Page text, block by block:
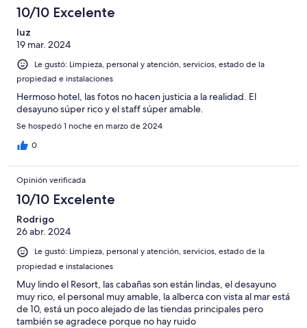
10/10 Excelente
luz
19 mar. 2024
Le gustó: Limpieza, personal y atención, servicios, estado de la
propiedad e instalaciones
Hermoso hotel, las fotos no hacen justicia a la realidad. El
desayuno súper rico y el staff súper amable.
Se hospedó 1 noche en marzo de 2024
0
Opinión verificada
10/10 Excelente
Rodrigo
26 abr. 2024
Le gustó: Limpieza, personal y atención, servicios, estado de la
propiedad e instalaciones
Muy lindo el Resort, las cabañas son están lindas, el desayuno
muy rico, el personal muy amable, la alberca con vista al mar está
de 10, está un poco alejado de las tiendas principales pero
también se agradece porque no hay ruido